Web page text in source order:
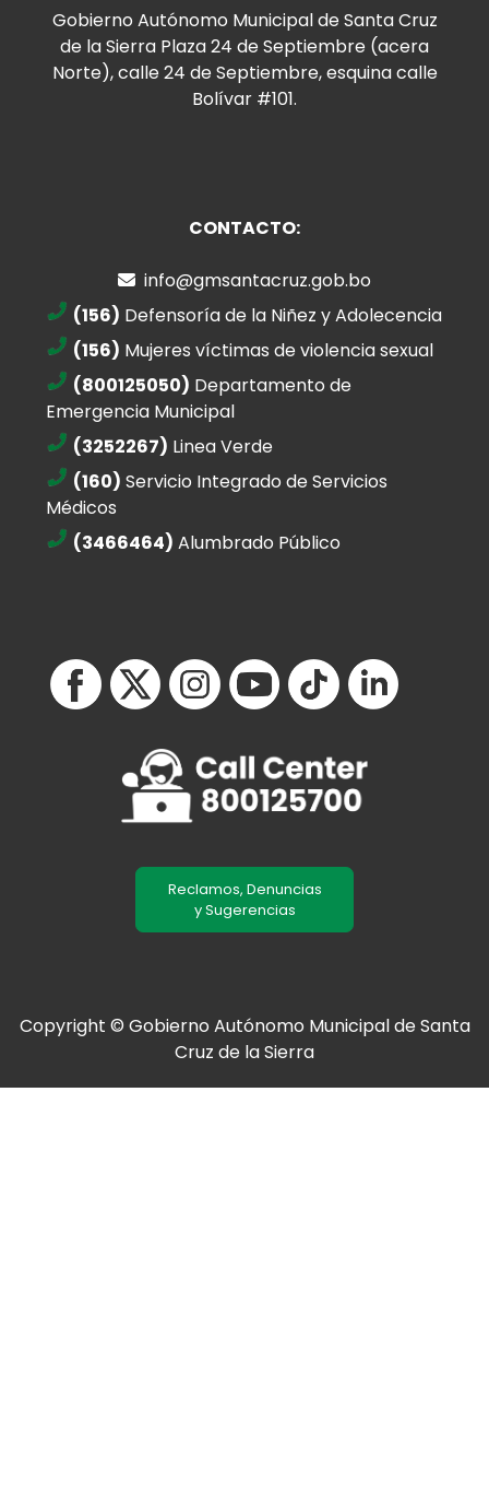
Gobierno Autónomo Municipal de Santa Cruz
de la Sierra Plaza 24 de Septiembre (acera
Norte), calle 24 de Septiembre, esquina calle
Bolívar #101.
CONTACTO:
info@gmsantacruz.gob.bo
(156) Defensoría de la Niñez y Adolecencia
(156) Mujeres víctimas de violencia sexual
(800125050) Departamento de
Emergencia Municipal
(3252267) Linea Verde
(160) Servicio Integrado de Servicios
Médicos
(3466464) Alumbrado Público
Reclamos, Denuncias
y Sugerencias
Copyright © Gobierno Autónomo Municipal de Santa
Cruz de la Sierra